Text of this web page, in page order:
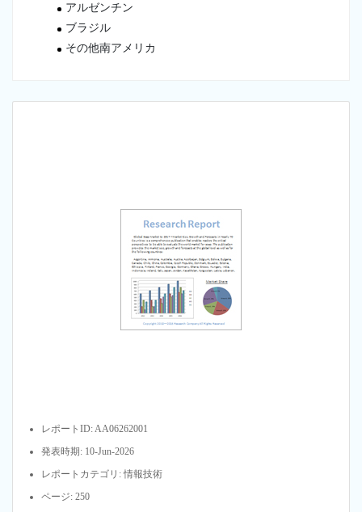
アルゼンチン
ブラジル
その他南アメリカ
レポートID: AA06262001
発表時期: 10-Jun-2026
レポートカテゴリ: 情報技術
ページ: 250